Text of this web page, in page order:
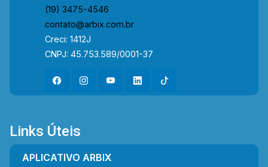
(19) 3475-4546
contato@arbix.com.br
Creci: 1412J
CNPJ: 45.753.589/0001-37
Links Úteis
APLICATIVO ARBIX